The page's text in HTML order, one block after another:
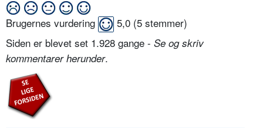
Brugernes vurdering 5,0 (5 stemmer)
Siden er blevet set 1.928 gange - Se og skriv
kommentarer herunder.